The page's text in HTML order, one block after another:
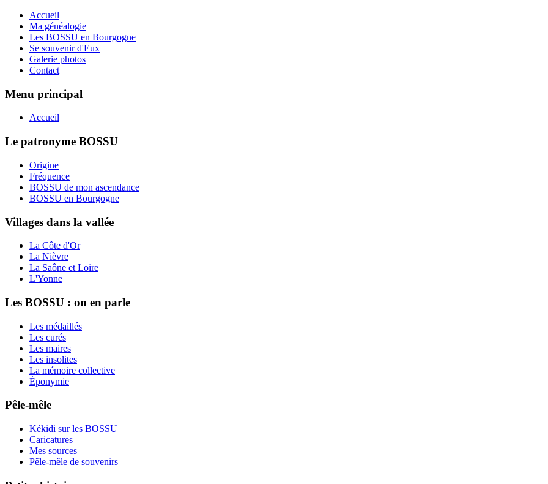
Accueil
Ma généalogie
Les BOSSU en Bourgogne
Se souvenir d'Eux
Galerie photos
Contact
Menu principal
Accueil
Le patronyme BOSSU
Origine
Fréquence
BOSSU de mon ascendance
BOSSU en Bourgogne
Villages dans la vallée
La Côte d'Or
La Nièvre
La Saône et Loire
L'Yonne
Les BOSSU : on en parle
Les médaillés
Les curés
Les maires
Les insolites
La mémoire collective
Éponymie
Pêle-mêle
Kékidi sur les BOSSU
Caricatures
Mes sources
Pêle-mêle de souvenirs